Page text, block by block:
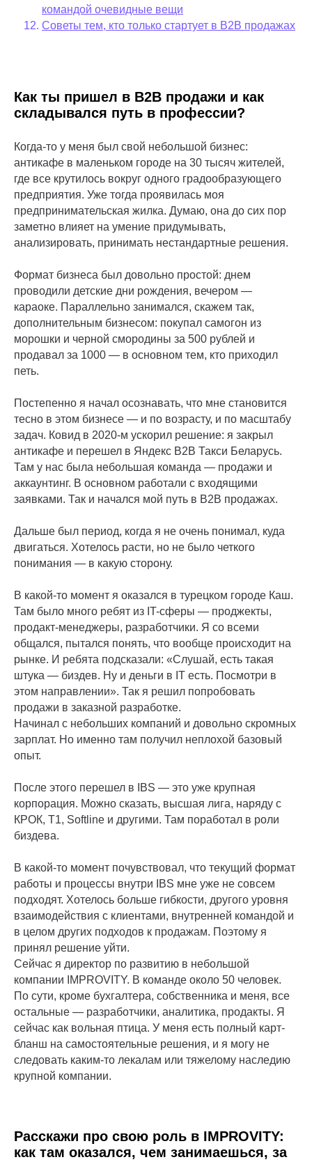
командой очевидные вещи
Советы тем, кто только стартует в B2B продажах
Как ты пришел в B2B продажи и как
складывался путь в профессии?
Когда-то у меня был свой небольшой бизнес:
антикафе в маленьком городе на 30 тысяч жителей,
где все крутилось вокруг одного градообразующего
предприятия. Уже тогда проявилась моя
предпринимательская жилка. Думаю, она до сих пор
заметно влияет на умение придумывать,
анализировать, принимать нестандартные решения.
Формат бизнеса был довольно простой: днем
проводили детские дни рождения, вечером —
караоке. Параллельно занимался, скажем так,
дополнительным бизнесом: покупал самогон из
морошки и черной смородины за 500 рублей и
продавал за 1000 — в основном тем, кто приходил
петь.
Постепенно я начал осознавать, что мне становится
тесно в этом бизнесе — и по возрасту, и по масштабу
задач. Ковид в 2020-м ускорил решение: я закрыл
антикафе и перешел в Яндекс B2B Такси Беларусь.
Там у нас была небольшая команда — продажи и
аккаунтинг. В основном работали с входящими
заявками. Так и начался мой путь в B2B продажах.
Дальше был период, когда я не очень понимал, куда
двигаться. Хотелось расти, но не было четкого
понимания — в какую сторону.
В какой-то момент я оказался в турецком городе Каш.
Там было много ребят из IT-сферы — проджекты,
продакт-менеджеры, разработчики. Я со всеми
общался, пытался понять, что вообще происходит на
рынке. И ребята подсказали: «Слушай, есть такая
штука — биздев. Ну и деньги в IT есть. Посмотри в
этом направлении». Так я решил попробовать
продажи в заказной разработке.
Начинал с небольших компаний и довольно скромных
зарплат. Но именно там получил неплохой базовый
опыт.
После этого перешел в IBS — это уже крупная
корпорация. Можно сказать, высшая лига, наряду с
КРОК, Т1, Softline и другими. Там поработал в роли
биздева.
В какой-то момент почувствовал, что текущий формат
работы и процессы внутри IBS мне уже не совсем
подходят. Хотелось больше гибкости, другого уровня
взаимодействия с клиентами, внутренней командой и
в целом других подходов к продажам. Поэтому я
принял решение уйти.
Сейчас я директор по развитию в небольшой
компании IMPROVITY. В команде около 50 человек.
По сути, кроме бухгалтера, собственника и меня, все
остальные — разработчики, аналитика, продакты. Я
сейчас как вольная птица. У меня есть полный карт-
бланш на самостоятельные решения, и я могу не
следовать каким-то лекалам или тяжелому наследию
крупной компании.
Расскажи про свою роль в IMPROVITY:
как там оказался, чем занимаешься, за